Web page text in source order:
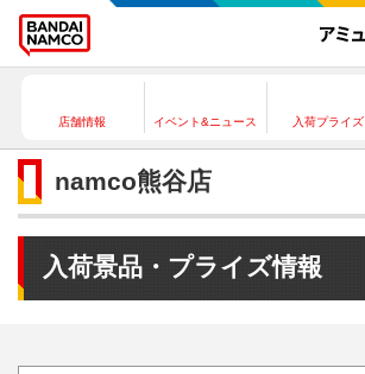
店舗情報 イベント&ニュース 入荷プライズ
namco熊谷店
入荷景品・プライズ情報